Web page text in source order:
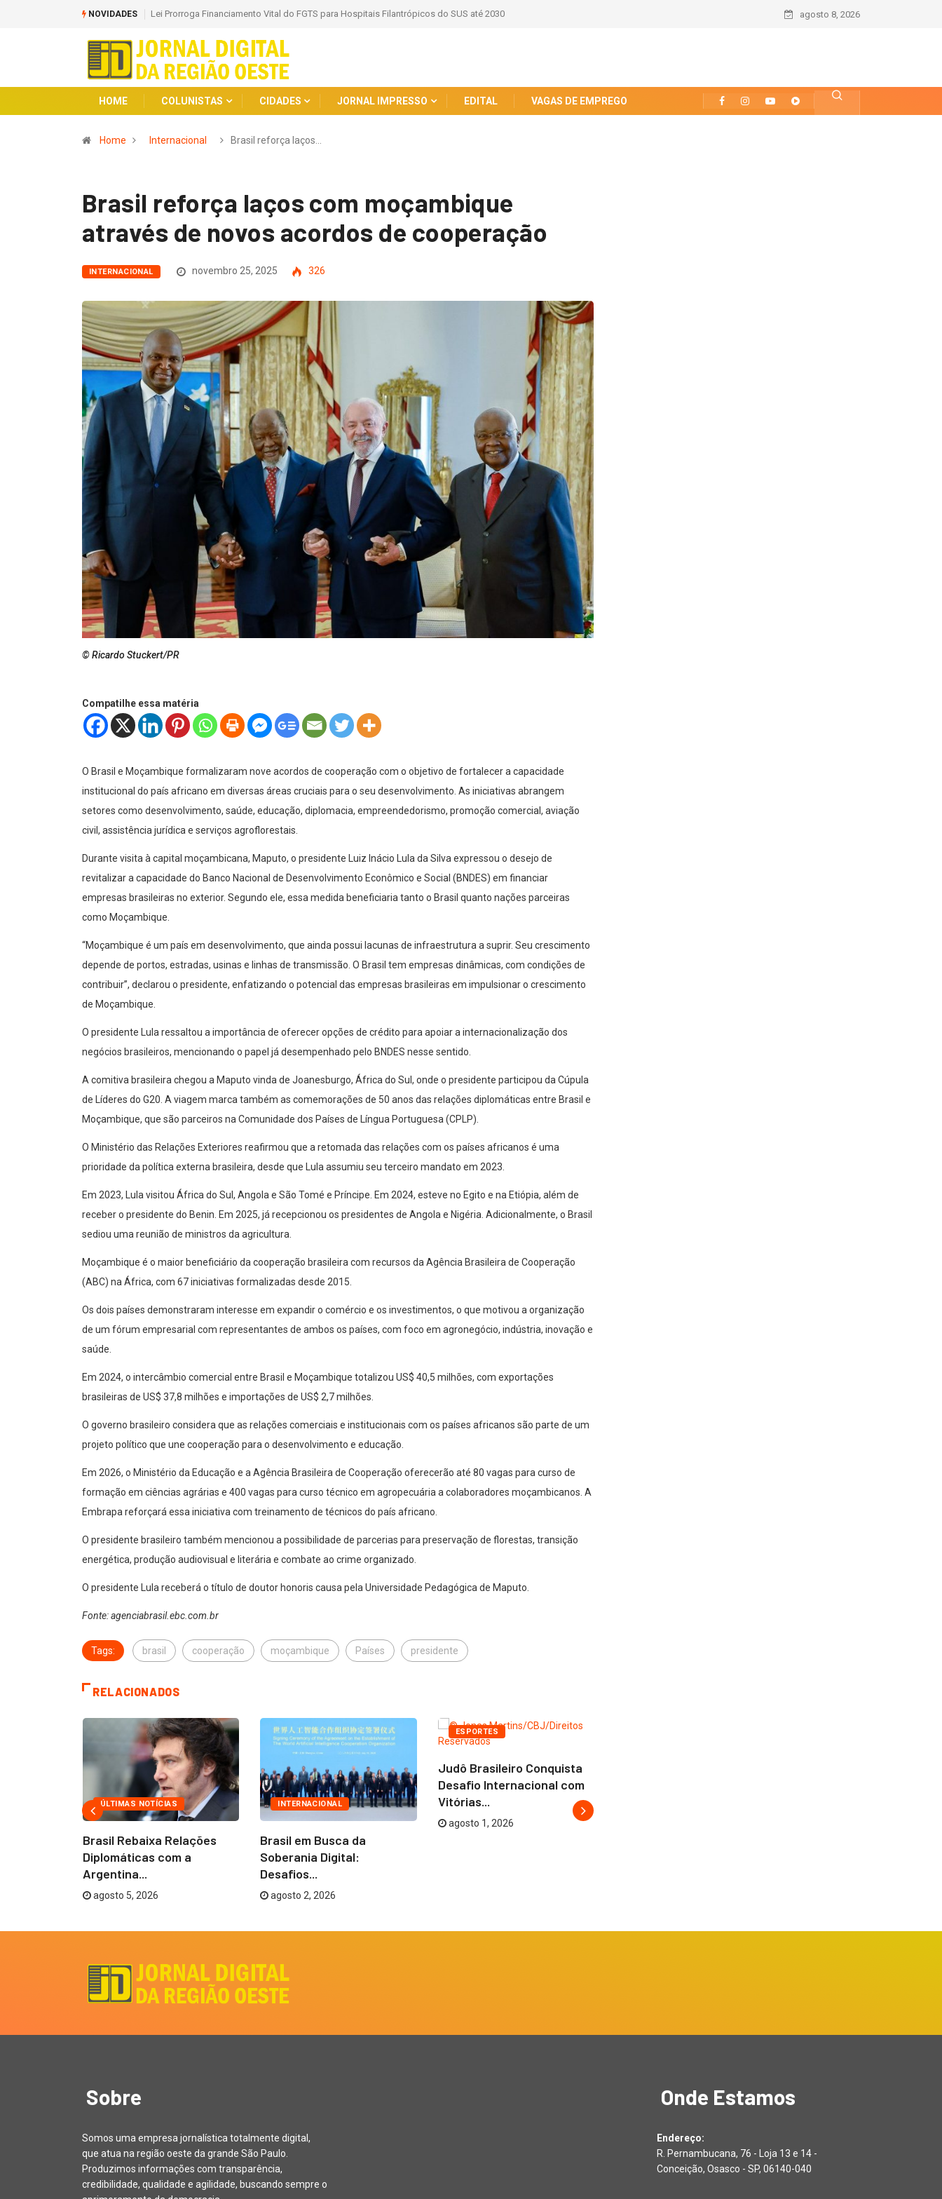
NOVIDADES
Hospitais Filantrópicos do SUS até 2030Sancionada Lei que Amplia Punição e Combate Abuso Digital contra Crianças e
agosto 8, 2026
HOME COLUNISTAS CIDADES JORNAL IMPRESSO EDITAL VAGAS DE EMPREGO
Home Internacional Brasil reforça laços…
Brasil reforça laços com moçambique
através de novos acordos de cooperação
INTERNACIONAL novembro 25, 2025 326
© Ricardo Stuckert/PR
Compatilhe essa matéria
O Brasil e Moçambique formalizaram nove acordos de cooperação com o objetivo de fortalecer a capacidade
institucional do país africano em diversas áreas cruciais para o seu desenvolvimento. As iniciativas abrangem
setores como desenvolvimento, saúde, educação, diplomacia, empreendedorismo, promoção comercial, aviação
civil, assistência jurídica e serviços agroflorestais.
Durante visita à capital moçambicana, Maputo, o presidente Luiz Inácio Lula da Silva expressou o desejo de
revitalizar a capacidade do Banco Nacional de Desenvolvimento Econômico e Social (BNDES) em financiar
empresas brasileiras no exterior. Segundo ele, essa medida beneficiaria tanto o Brasil quanto nações parceiras
como Moçambique.
“Moçambique é um país em desenvolvimento, que ainda possui lacunas de infraestrutura a suprir. Seu crescimento
depende de portos, estradas, usinas e linhas de transmissão. O Brasil tem empresas dinâmicas, com condições de
contribuir”, declarou o presidente, enfatizando o potencial das empresas brasileiras em impulsionar o crescimento
de Moçambique.
O presidente Lula ressaltou a importância de oferecer opções de crédito para apoiar a internacionalização dos
negócios brasileiros, mencionando o papel já desempenhado pelo BNDES nesse sentido.
A comitiva brasileira chegou a Maputo vinda de Joanesburgo, África do Sul, onde o presidente participou da Cúpula
de Líderes do G20. A viagem marca também as comemorações de 50 anos das relações diplomáticas entre Brasil e
Moçambique, que são parceiros na Comunidade dos Países de Língua Portuguesa (CPLP).
O Ministério das Relações Exteriores reafirmou que a retomada das relações com os países africanos é uma
prioridade da política externa brasileira, desde que Lula assumiu seu terceiro mandato em 2023.
Em 2023, Lula visitou África do Sul, Angola e São Tomé e Príncipe. Em 2024, esteve no Egito e na Etiópia, além de
receber o presidente do Benin. Em 2025, já recepcionou os presidentes de Angola e Nigéria. Adicionalmente, o Brasil
sediou uma reunião de ministros da agricultura.
Moçambique é o maior beneficiário da cooperação brasileira com recursos da Agência Brasileira de Cooperação
(ABC) na África, com 67 iniciativas formalizadas desde 2015.
Os dois países demonstraram interesse em expandir o comércio e os investimentos, o que motivou a organização
de um fórum empresarial com representantes de ambos os países, com foco em agronegócio, indústria, inovação e
saúde.
Em 2024, o intercâmbio comercial entre Brasil e Moçambique totalizou US$ 40,5 milhões, com exportações
brasileiras de US$ 37,8 milhões e importações de US$ 2,7 milhões.
O governo brasileiro considera que as relações comerciais e institucionais com os países africanos são parte de um
projeto político que une cooperação para o desenvolvimento e educação.
Em 2026, o Ministério da Educação e a Agência Brasileira de Cooperação oferecerão até 80 vagas para curso de
formação em ciências agrárias e 400 vagas para curso técnico em agropecuária a colaboradores moçambicanos. A
Embrapa reforçará essa iniciativa com treinamento de técnicos do país africano.
O presidente brasileiro também mencionou a possibilidade de parcerias para preservação de florestas, transição
energética, produção audiovisual e literária e combate ao crime organizado.
O presidente Lula receberá o título de doutor honoris causa pela Universidade Pedagógica de Maputo.
Fonte: agenciabrasil.ebc.com.br
Tags: brasil cooperação moçambique Países presidente
RELACIONADOS
ÚLTIMAS NOTÍCIAS
Brasil Rebaixa Relações
Diplomáticas com a
Argentina...
agosto 5, 2026
INTERNACIONAL
Brasil em Busca da
Soberania Digital:
Desafios...
agosto 2, 2026
ESPORTES
Judô Brasileiro Conquista
Desafio Internacional com
Vitórias...
agosto 1, 2026
Sobre
Somos uma empresa jornalística totalmente digital,
que atua na região oeste da grande São Paulo.
Produzimos informações com transparência,
credibilidade, qualidade e agilidade, buscando sempre o
Onde Estamos
Endereço:
R. Pernambucana, 76 - Loja 13 e 14 -
Conceição, Osasco - SP, 06140-040